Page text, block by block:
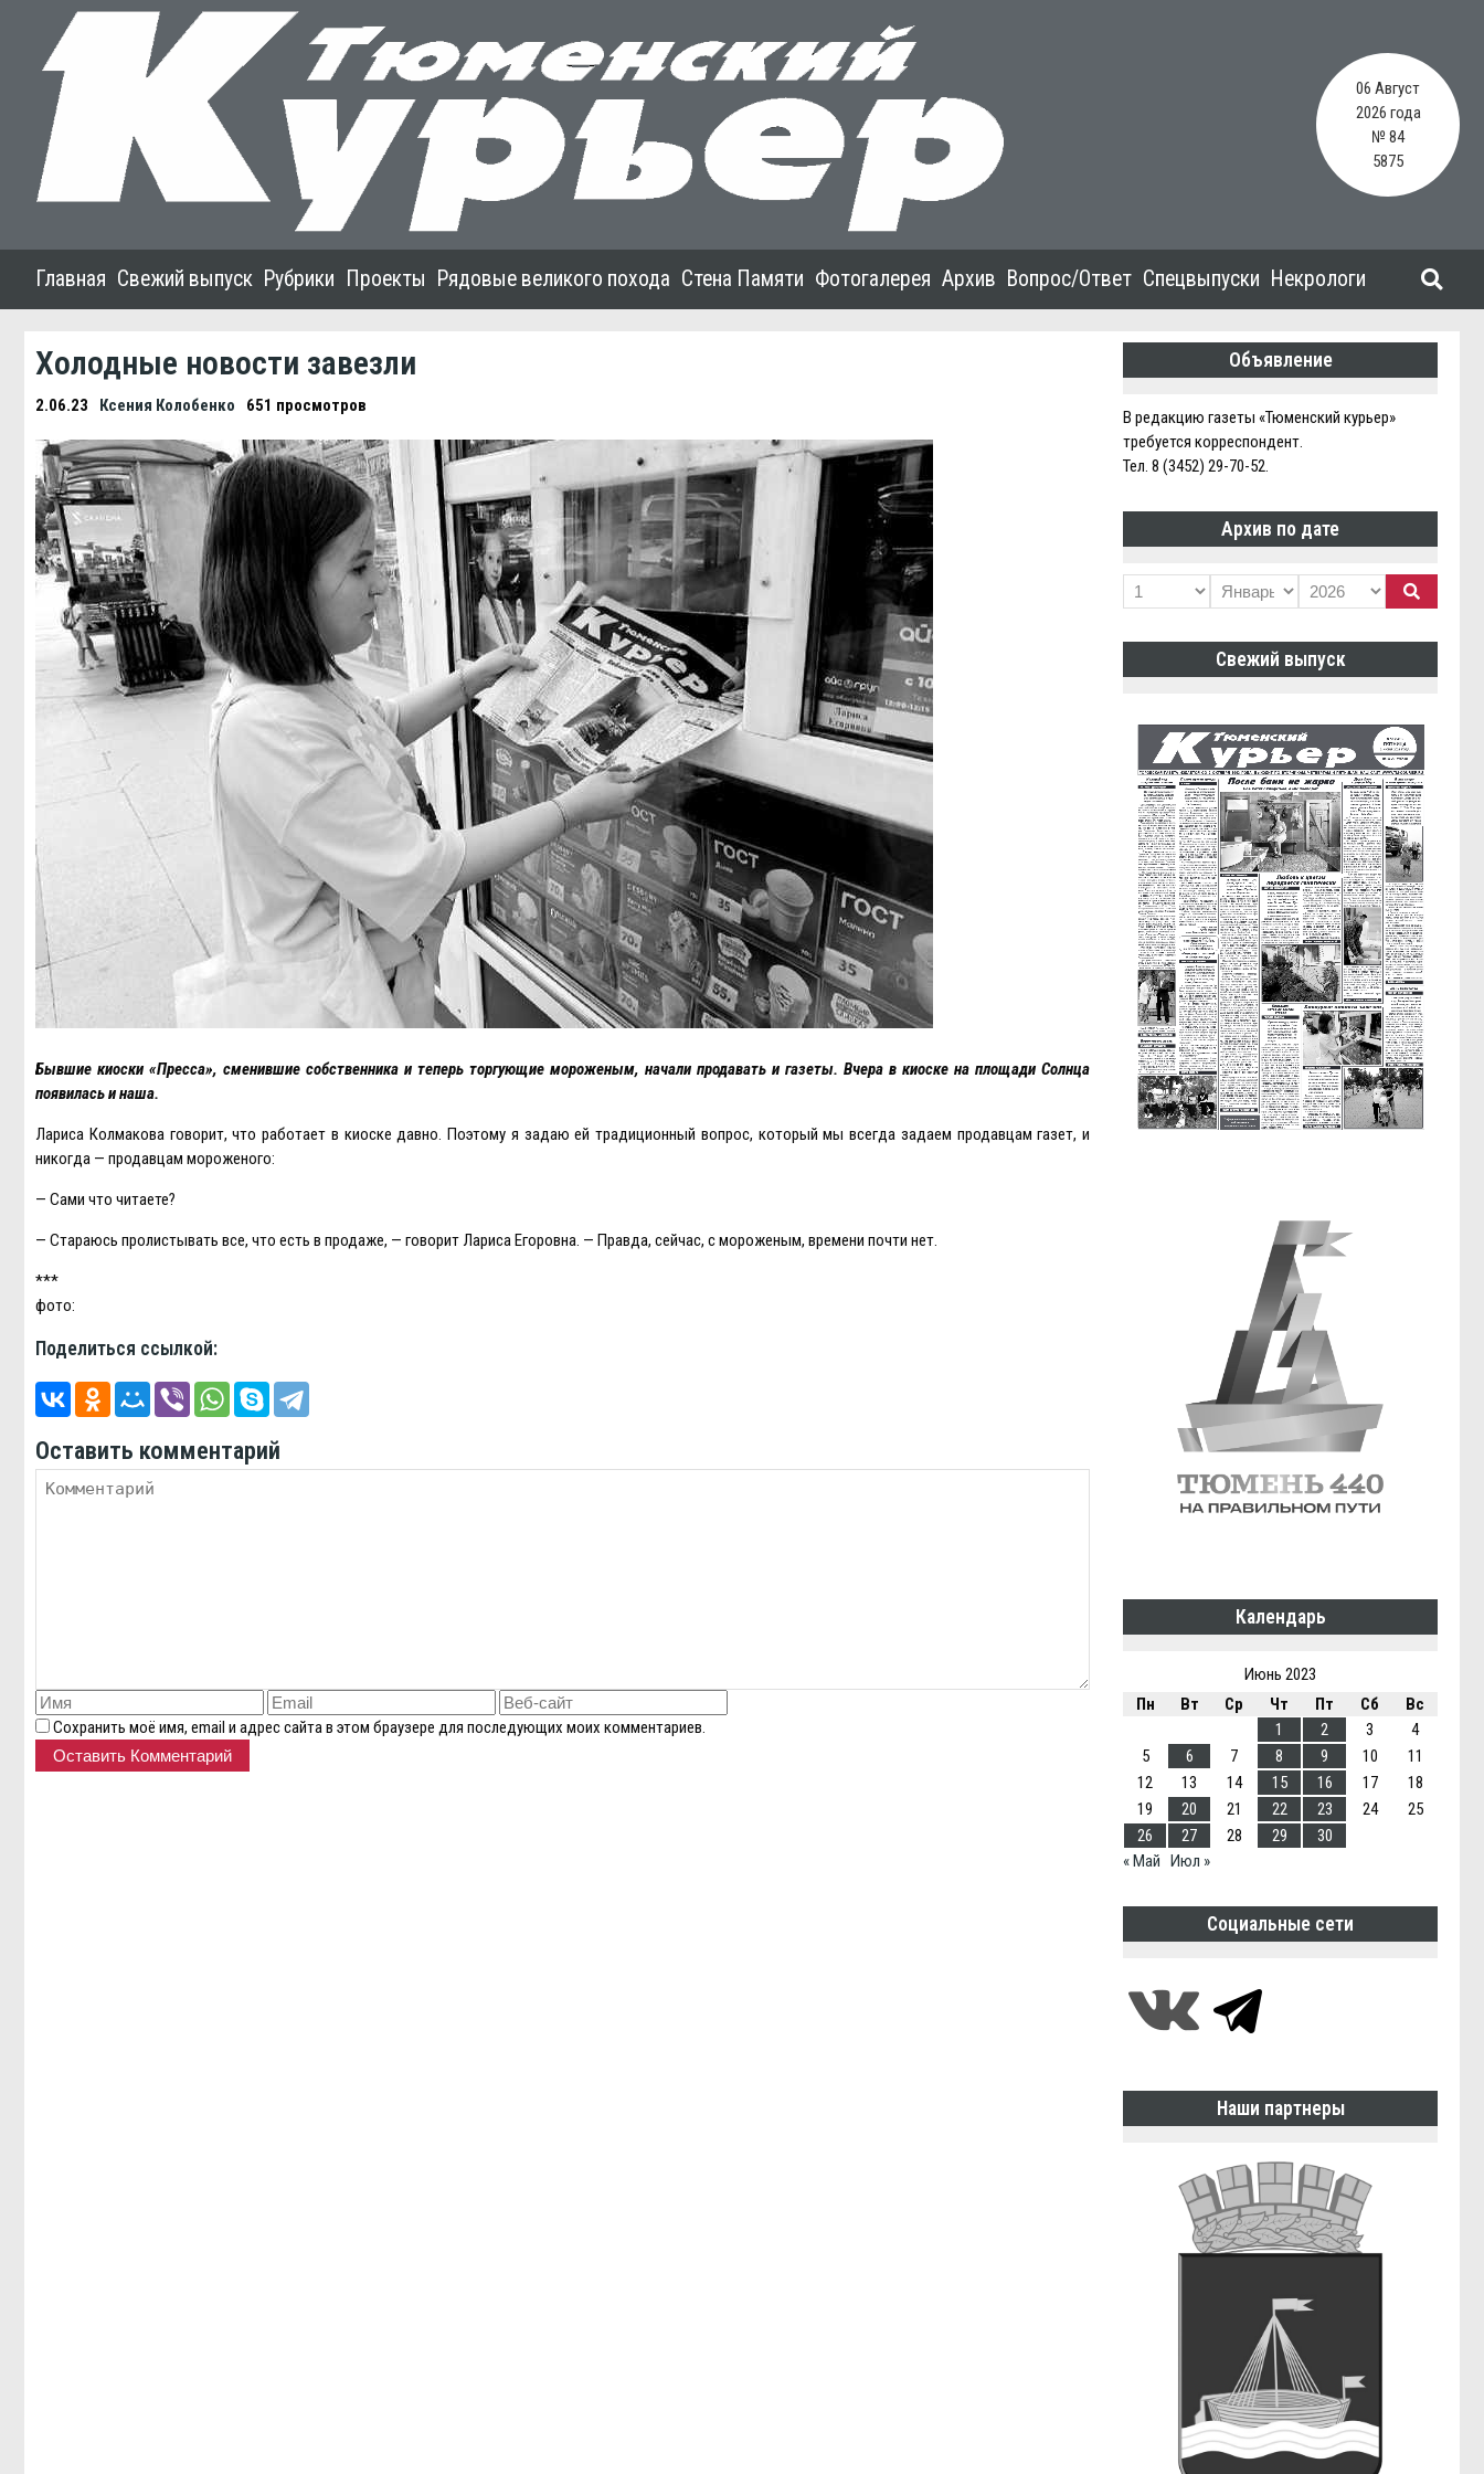
06 Август
2026 года
№ 84
5875
Главная Свежий выпуск Рубрики Проекты Рядовые великого похода Стена Памяти Фотогалерея Архив Вопрос/Ответ Спецвыпуски Некрологи
Холодные новости завезли
2.06.23 Ксения Колобенко 651 просмотров
Бывшие киоски «Пресса», сменившие собственника и теперь торгующие мороженым, начали продавать и газеты. Вчера в киоске на площади Солнца
появилась и наша.
Лариса Колмакова говорит, что работает в киоске давно. Поэтому я задаю ей традиционный вопрос, который мы всегда задаем продавцам газет, и
никогда — продавцам мороженого:
— Сами что читаете?
— Стараюсь пролистывать все, что есть в продаже, — говорит Лариса Eгоровна. — Правда, сейчас, с мороженым, времени почти нет.
***
фото:
Поделиться ссылкой:
Оставить комментарий
Сохранить моё имя, email и адрес сайта в этом браузере для последующих моих комментариев.
Объявление
В редакцию газеты «Тюменский курьер»
требуется корреспондент.
Тел. 8 (3452) 29-70-52.
Архив по дате
Свежий выпуск
Календарь
Июнь 2023
Пн
Вт Ср Чт Пт Сб
Вс
1
2 3
4
5
6 7 8 9 10
11
12
13 14 15 16 17
18
19
20 21 22 23 24
25
26
27 28 29
30
« Май Июл »
Социальные сети
Наши партнеры